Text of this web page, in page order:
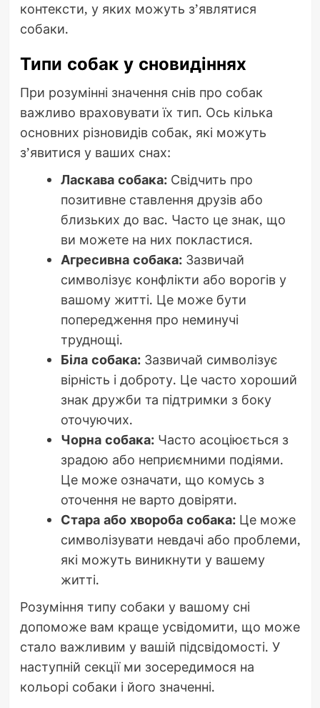
контексти, у яких можуть з’являтися
собаки.
Типи собак у сновидіннях
При розумінні значення снів про собак
важливо враховувати їх тип. Ось кілька
основних різновидів собак, які можуть
з’явитися у ваших снах:
Ласкава собака:Свідчить про
позитивне ставлення друзів або
близьких до вас. Часто це знак, що
ви можете на них покластися.
Агресивна собака:Зазвичай
символізує конфлікти або ворогів у
вашому житті. Це може бути
попередження про неминучі
труднощі.
Біла собака:Зазвичай символізує
вірність і доброту. Це часто хороший
знак дружби та підтримки з боку
оточуючих.
Чорна собака:Часто асоціюється з
зрадою або неприємними подіями.
Це може означати, що комусь з
оточення не варто довіряти.
Стара або хвороба собака:Це може
символізувати невдачі або проблеми,
які можуть виникнути у вашему
житті.
Розуміння типу собаки у вашому сні
допоможе вам краще усвідомити, що може
стало важливим у вашій підсвідомості. У
наступній секції ми зосередимося на
кольорі собаки і його значенні.